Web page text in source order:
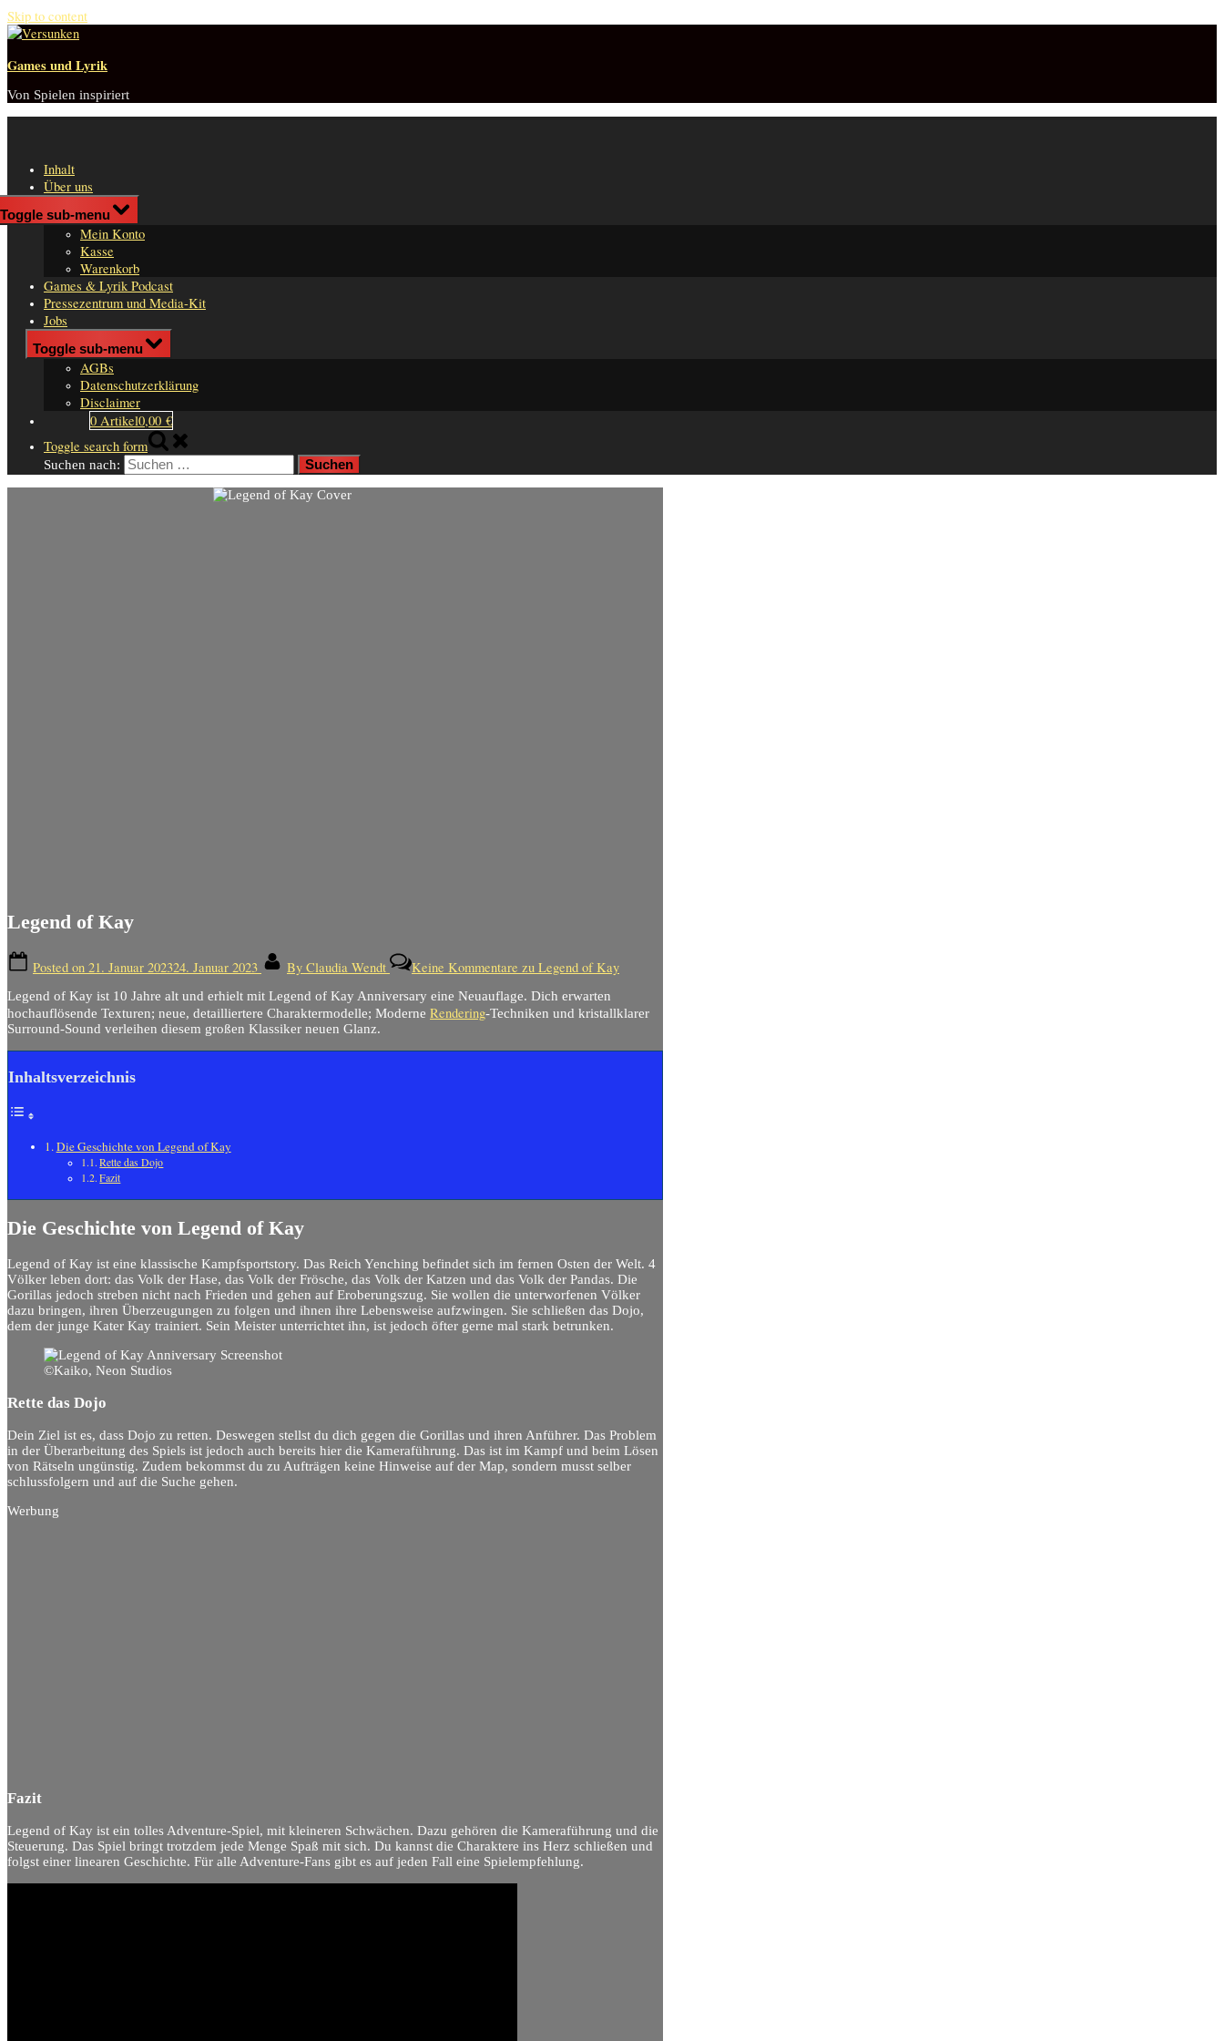
Skip to content
Games und Lyrik
Von Spielen inspiriert
Inhalt
Über uns
Shop
Toggle sub-menu
Mein Konto
Kasse
Warenkorb
Games & Lyrik Podcast
Pressezentrum und Media-Kit
Jobs
Impressum
Toggle sub-menu
AGBs
Datenschutzerklärung
Disclaimer
0 Artikel0,00 €
Toggle search form
Suchen nach:
Legend of Kay
Posted on 21. Januar 202324. Januar 2023 By Claudia Wendt Keine Kommentare zu Legend of Kay
Legend of Kay ist 10 Jahre alt und erhielt mit Legend of Kay Anniversary eine Neuauflage. Dich erwarten
hochauflösende Texturen; neue, detailliertere Charaktermodelle; Moderne Rendering-Techniken und kristallklarer
Surround-Sound verleihen diesem großen Klassiker neuen Glanz.
Inhaltsverzeichnis
Die Geschichte von Legend of Kay
Rette das Dojo
Fazit
Die Geschichte von Legend of Kay
Legend of Kay ist eine klassische Kampfsportstory. Das Reich Yenching befindet sich im fernen Osten der Welt. 4
Völker leben dort: das Volk der Hase, das Volk der Frösche, das Volk der Katzen und das Volk der Pandas. Die
Gorillas jedoch streben nicht nach Frieden und gehen auf Eroberungszug. Sie wollen die unterworfenen Völker
dazu bringen, ihren Überzeugungen zu folgen und ihnen ihre Lebensweise aufzwingen. Sie schließen das Dojo,
dem der junge Kater Kay trainiert. Sein Meister unterrichtet ihn, ist jedoch öfter gerne mal stark betrunken.
©Kaiko, Neon Studios
Rette das Dojo
Dein Ziel ist es, dass Dojo zu retten. Deswegen stellst du dich gegen die Gorillas und ihren Anführer. Das Problem
in der Überarbeitung des Spiels ist jedoch auch bereits hier die Kameraführung. Das ist im Kampf und beim Lösen
von Rätseln ungünstig. Zudem bekommst du zu Aufträgen keine Hinweise auf der Map, sondern musst selber
schlussfolgern und auf die Suche gehen.
Werbung
Fazit
Legend of Kay ist ein tolles Adventure-Spiel, mit kleineren Schwächen. Dazu gehören die Kameraführung und die
Steuerung. Das Spiel bringt trotzdem jede Menge Spaß mit sich. Du kannst die Charaktere ins Herz schließen und
folgst einer linearen Geschichte. Für alle Adventure-Fans gibt es auf jeden Fall eine Spielempfehlung.